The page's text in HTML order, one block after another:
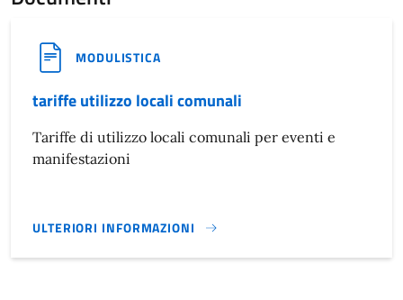
MODULISTICA
tariffe utilizzo locali comunali
Tariffe di utilizzo locali comunali per eventi e
manifestazioni
ULTERIORI INFORMAZIONI
TARIFFE UTILIZZO LOCALI COMUNALI}